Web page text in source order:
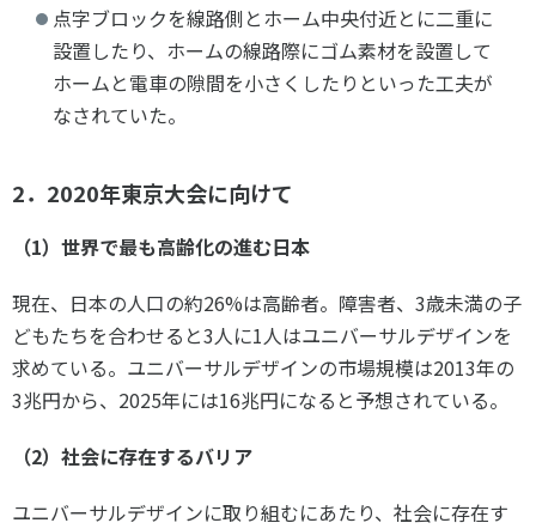
点字ブロックを線路側とホーム中央付近とに二重に
設置したり、ホームの線路際にゴム素材を設置して
ホームと電車の隙間を小さくしたりといった工夫が
なされていた。
2．2020年東京大会に向けて
（1）世界で最も高齢化の進む日本
現在、日本の人口の約26%は高齢者。障害者、3歳未満の子
どもたちを合わせると3人に1人はユニバーサルデザインを
求めている。ユニバーサルデザインの市場規模は2013年の
3兆円から、2025年には16兆円になると予想されている。
（2）社会に存在するバリア
ユニバーサルデザインに取り組むにあたり、社会に存在す